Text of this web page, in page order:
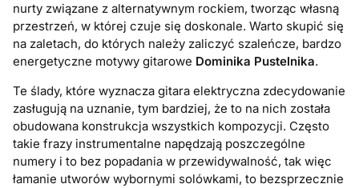
nurty związane z alternatywnym rockiem, tworząc własną
przestrzeń, w której czuje się doskonale. Warto skupić się
na zaletach, do których należy zaliczyć szaleńcze, bardzo
energetyczne motywy gitarowe Dominika Pustelnika.
Te ślady, które wyznacza gitara elektryczna zdecydowanie
zasługują na uznanie, tym bardziej, że to na nich została
obudowana konstrukcja wszystkich kompozycji. Często
takie frazy instrumentalne napędzają poszczególne
numery i to bez popadania w przewidywalność, tak więc
łamanie utworów wybornymi solówkami, to bezsprzecznie